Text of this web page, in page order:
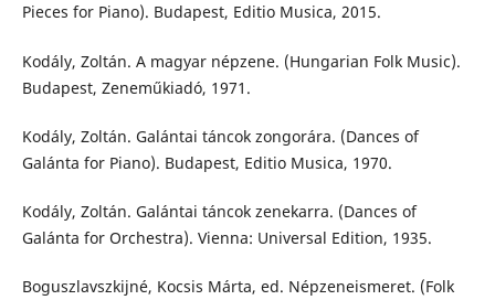
Pieces for Piano). Budapest, Editio Musica, 2015.
Kodály, Zoltán. A magyar népzene. (Hungarian Folk Music).
Budapest, Zeneműkiadó, 1971.
Kodály, Zoltán. Galántai táncok zongorára. (Dances of
Galánta for Piano). Budapest, Editio Musica, 1970.
Kodály, Zoltán. Galántai táncok zenekarra. (Dances of
Galánta for Orchestra). Vienna: Universal Edition, 1935.
Boguszlavszkijné, Kocsis Márta, ed. Népzeneismeret. (Folk